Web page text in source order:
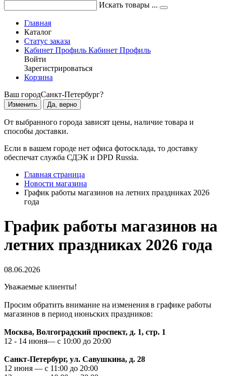
Искать товары ...
Главная
Каталог
Статус заказа
Кабинет Профиль Кабинет Профиль
Войти
Зарегистрироваться
Корзина
Ваш городСанкт-Петербург?
Изменить Да, верно
От выбранного города зависят цены, наличие товара и
способы доставки.
Если в вашем городе нет офиса фотосклада, то доставку
обеспечат служба СДЭК и DPD Russia.
Главная страница
Новости магазина
График работы магазинов на летних праздниках 2026
года
График работы магазинов на
летних праздниках 2026 года
08.06.2026
Уважаемые клиенты!
Просим обратить внимание на изменения в графике работы
магазинов в период июньских праздников:
Москва, Волгоградский проспект, д. 1, стр. 1
12 - 14 июня— с 10:00 до 20:00
Санкт-Петербург, ул. Савушкина, д. 28
12 июня — с 11:00 до 20:00